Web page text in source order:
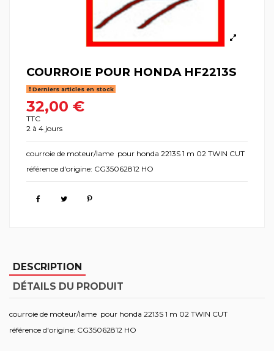
COURROIE POUR HONDA HF2213S
Derniers articles en stock
32,00 €
TTC
2 à 4 jours
courroie de moteur/lame pour honda 2213S 1 m 02 TWIN CUT
référence d'origine: CG35062812 HO
DESCRIPTION
DÉTAILS DU PRODUIT
courroie de moteur/lame pour honda 2213S 1 m 02 TWIN CUT
référence d'origine: CG35062812 HO